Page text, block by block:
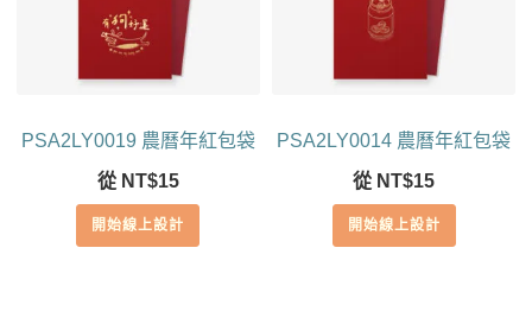
PSA2LY0019 農曆年紅包袋
從 NT$15
開始線上設計
PSA2LY0014 農曆年紅包袋
從 NT$15
開始線上設計